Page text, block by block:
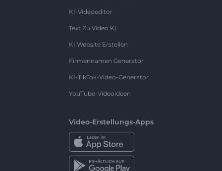
KI-Videoeditor
Text Zu Video KI
KI Website Erstellen
Firmennamen Generator
KI-TikTok-Video-Generator
YouTube-Videoideen
Video-Erstellungs-Apps